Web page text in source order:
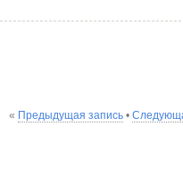
« Предыдущая запись•